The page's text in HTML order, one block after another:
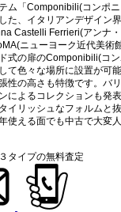
ム「Componibili(コンポ
た、イタリアンデザイン
Castelli Ferrieri(アンナ
ニューヨーク近代美術
式の扉のComponibili(コ
て色々な場所に設置が可
性の高さも特徴です。バ
によるコレクションも発
イリッシュなフォルムと
使える面でも中古で大変人
タイプの無料査定